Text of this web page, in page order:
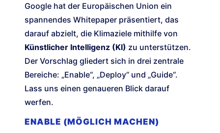
Google hat der Europäischen Union ein
spannendes Whitepaper präsentiert, das
darauf abzielt, die Klimaziele mithilfe von
Künstlicher Intelligenz (KI) zu unterstützen.
Der Vorschlag gliedert sich in drei zentrale
Bereiche: „Enable“, „Deploy“ und „Guide“.
Lass uns einen genaueren Blick darauf
werfen.
ENABLE (MÖGLICH MACHEN)